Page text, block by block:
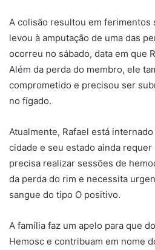
A colisão resultou em ferimentos
levou à amputação de uma das
ocorreu no sábado, data em que
Além da perda do membro, ele
comprometido e precisou ser
no fígado.
Atualmente, Rafael está
cidade e seu estado ainda
precisa realizar sessões de
da perda do rim e necessita
sangue do tipo O positivo.
A família faz um apelo para que
Hemosc e contribuam em nome